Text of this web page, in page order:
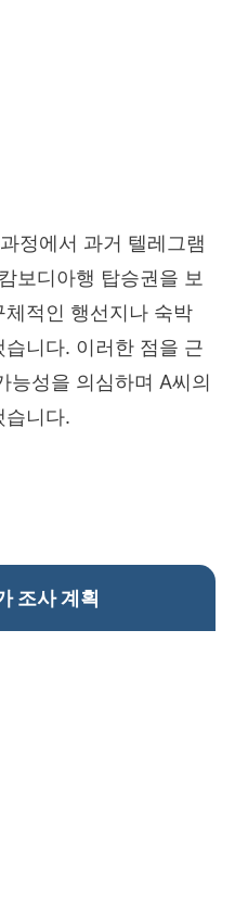
정에서 과거 텔레그램
보디아행 탑승권을 보
적인 행선지나 숙박
니다. 이러한 점을 근
능성을 의심하며 A씨의
습니다.
조사 계획